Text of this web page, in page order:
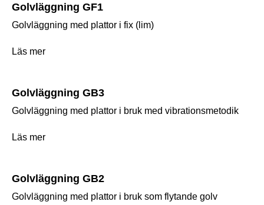
Golvläggning GF1
Golvläggning med plattor i fix (lim)
Läs mer
Golvläggning GB3
Golvläggning med plattor i bruk med vibrationsmetodik
Läs mer
Golvläggning GB2
Golvläggning med plattor i bruk som flytande golv